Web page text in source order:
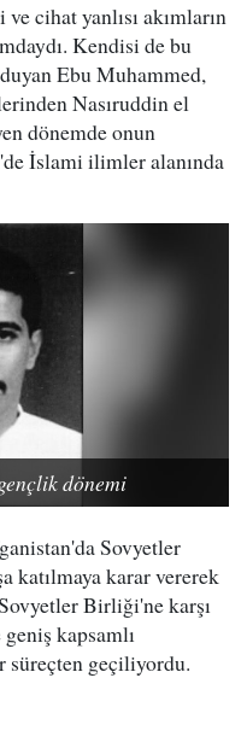
cihat yanlısı akımların
Kendisi de bu
Ebu Muhammed,
Nasıruddin el
dönemde onun
İslami ilimler alanında
dönemi
Sovyetler
katılmaya karar vererek
Birliği'ne karşı
geniş kapsamlı
geçiliyordu.